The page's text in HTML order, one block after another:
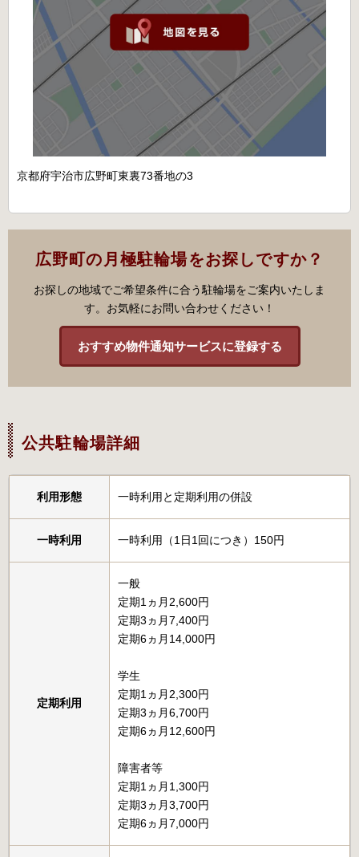
京都府宇治市広野町東裏73番地の3
広野町の月極駐輪場をお探しですか？
お探しの地域でご希望条件に合う駐輪場をご案内いたしま
す。お気軽にお問い合わせください！
おすすめ物件通知サービスに登録する
公共駐輪場詳細
利用形態 一時利用と定期利用の併設
一時利用 一時利用（1日1回につき）150円
定期利用
一般
定期1ヵ月2,600円
定期3ヵ月7,400円
定期6ヵ月14,000円
学生
定期1ヵ月2,300円
定期3ヵ月6,700円
定期6ヵ月12,600円
障害者等
定期1ヵ月1,300円
定期3ヵ月3,700円
定期6ヵ月7,000円